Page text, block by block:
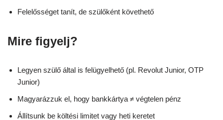
Felelősséget tanít, de szülőként követhető
Mire figyelj?
Legyen szülő által is felügyelhető (pl. Revolut Junior, OTP
Junior)
Magyarázzuk el, hogy bankkártya ≠ végtelen pénz
Állítsunk be költési limitet vagy heti keretet